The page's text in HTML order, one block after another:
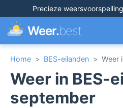
Precieze
Weer.best
Home > BES-eilanden > Weer
Weer in BES-
september